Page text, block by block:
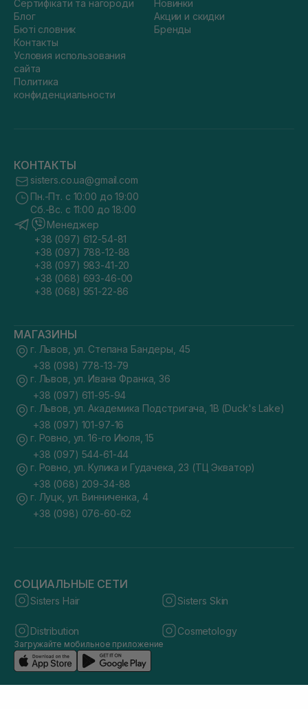
Сертифікати та нагороди
Блог
Бюті словник
Контакты
Условия использования
сайта
Политика
конфиденциальности
Новинки
Акции и скидки
Бренды
КОНТАКТЫ
sisters.co.ua@gmail.com
Пн.-Пт. с 10:00 до 19:00
Сб.-Вс. с 11:00 до 18:00
Менеджер
+38 (097) 612-54-81
+38 (097) 788-12-88
+38 (097) 983-41-20
+38 (068) 693-46-00
+38 (068) 951-22-86
МАГАЗИНЫ
г. Львов, ул. Степана Бандеры, 45
+38 (098) 778-13-79
г. Львов, ул. Ивана Франка, 36
+38 (097) 611-95-94
г. Львов, ул. Академика Подстригача, 1В (Duck's Lake)
+38 (097) 101-97-16
г. Ровно, ул. 16-го Июля, 15
+38 (097) 544-61-44
г. Ровно, ул. Кулика и Гудачека, 23 (ТЦ Экватор)
+38 (068) 209-34-88
г. Луцк, ул. Винниченка, 4
+38 (098) 076-60-62
СОЦИАЛЬНЫЕ СЕТИ
Sisters Hair Sisters Skin
Distribution Cosmetology
Загружайте мобильное приложение